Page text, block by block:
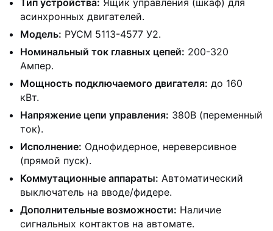
Тип устройства: Ящик управления (шкаф) для
асинхронных двигателей.
Модель: РУСМ 5113-4577 У2.
Номинальный ток главных цепей: 200-320
Ампер.
Мощность подключаемого двигателя: до 160
кВт.
Напряжение цепи управления: 380В (переменный
ток).
Исполнение: Однофидерное, нереверсивное
(прямой пуск).
Коммутационные аппараты: Автоматический
выключатель на вводе/фидере.
Дополнительные возможности: Наличие
сигнальных контактов на автомате.